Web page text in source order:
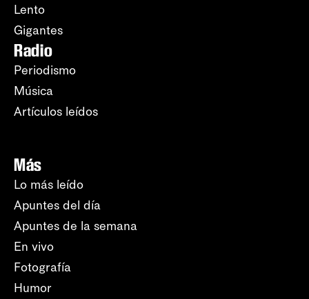
Lento
Gigantes
Radio
Periodismo
Música
Artículos leídos
Más
Lo más leído
Apuntes del día
Apuntes de la semana
En vivo
Fotografía
Humor